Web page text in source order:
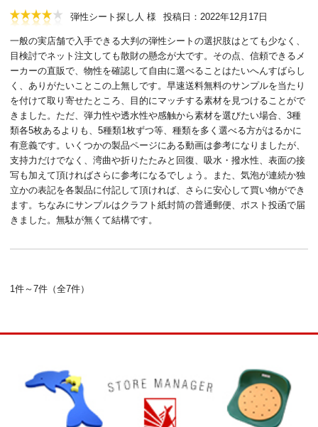
弾性シート探し人 様 投稿日：2022年12月17日
一般の実店舗で入手できる大判の弾性シートの選択肢はとても少なく、
目検討でネット注文しても散財の懸念が大です。その点、信頼できるメ
ーカーの直販で、物性を確認して自由に選べることはたいへんすばらし
く、ありがたいことこの上無しです。早速送料無料のサンプルを当たり
を付けて取り寄せたところ、目的にマッチする素材を見つけることがで
きました。ただ、弾力性や透水性や感触から素材を選びたい場合、3種
類各5枚あるよりも、5種類1枚ずつ等、種類を多く選べる方がはるかに
有意義です。いくつかの製品ページにある動画は参考になりましたが、
支持力だけでなく、湾曲や折りたたみと回復、吸水・撥水性、表面の接
写も加えて頂ければさらに参考になるでしょう。また、気泡が連続か独
立かの表記を各製品に付記して頂ければ、さらに安心して買い物ができ
ます。ちなみにサンプルはクラフト紙封筒の普通郵便、ポスト投函で届
きました。無駄が無くて結構です。
1件～7件（全7件）